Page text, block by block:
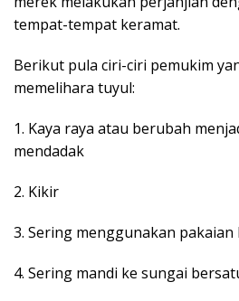
tempat-tempat keramat.
Berikut pula ciri-ciri pemukim
memelihara tuyul:
1. Kaya raya atau berubah
mendadak
2. Kikir
3. Sering menggunakan pakaian
4. Sering mandi ke sungai